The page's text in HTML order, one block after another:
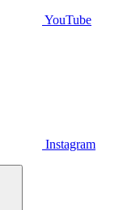
YouTube
Instagram